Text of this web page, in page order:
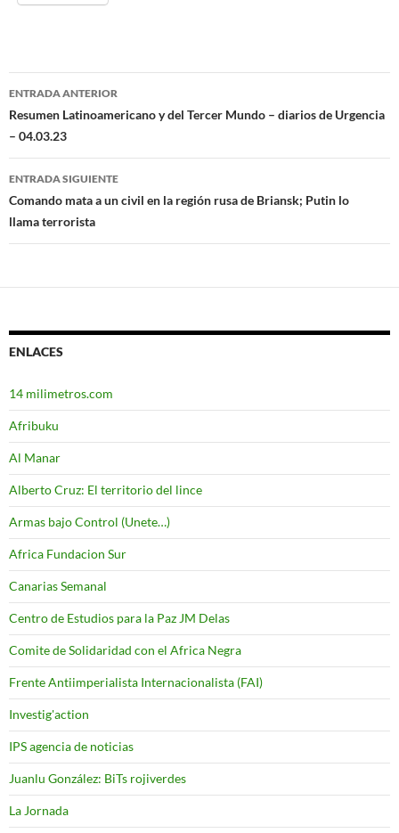
Navegación
de
entradas
ENTRADA ANTERIOR
Resumen Latinoamericano y del Tercer Mundo – diarios de Urgencia
– 04.03.23
ENTRADA SIGUIENTE
Comando mata a un civil en la región rusa de Briansk; Putin lo
llama terrorista
ENLACES
14 milimetros.com
Afribuku
Al Manar
Alberto Cruz: El territorio del lince
Armas bajo Control (Unete…)
Africa Fundacion Sur
Canarias Semanal
Centro de Estudios para la Paz JM Delas
Comite de Solidaridad con el Africa Negra
Frente Antiimperialista Internacionalista (FAI)
Investig'action
IPS agencia de noticias
Juanlu González: BiTs rojiverdes
La Jornada